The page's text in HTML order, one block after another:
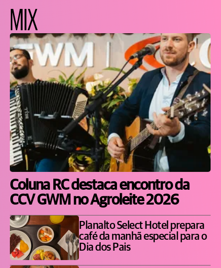
MIX
Coluna RC destaca encontro da
CCV GWM no Agroleite 2026
Planalto Select Hotel prepara
café da manhã especial para o
Dia dos Pais